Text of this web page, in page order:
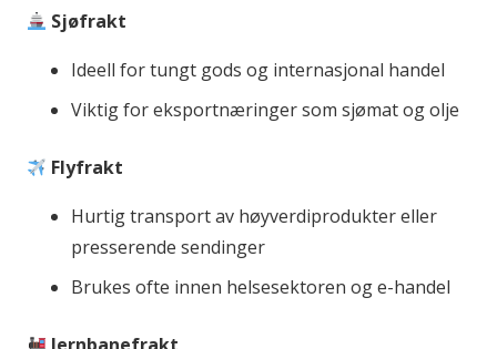
Sjøfrakt
Ideell for tungt gods og internasjonal handel
Viktig for eksportnæringer som sjømat og olje
Flyfrakt
Hurtig transport av høyverdiprodukter eller
presserende sendinger
Brukes ofte innen helsesektoren og e-handel